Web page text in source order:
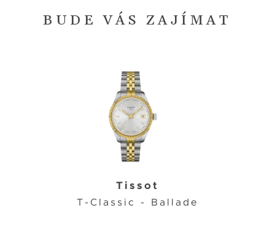
BUDE VÁS ZAJÍMAT
Tissot
T-Classic - Ballade